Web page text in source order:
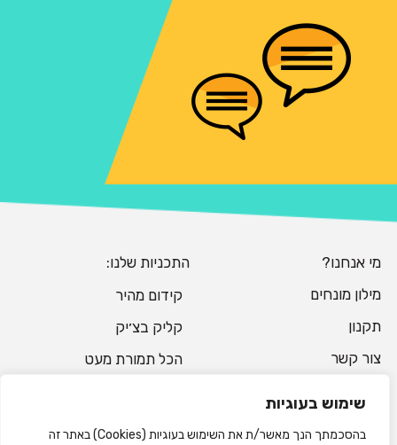
שימוש בעוגיות
בהסכמתך הנך מאשר/ת את השימוש בעוגיות (Cookies) באתר זה
מי אנחנו?
מילון מונחים
תקנון
צור קשר
התכניות שלנו:
קידום מהיר
קליק בצ׳יק
הכל תמורת מעט
קידום בגוגל